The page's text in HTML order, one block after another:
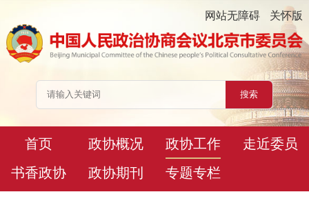
网站无障碍 关怀版
首页 政协概况 政协工作
走近委员
书香政协
政协期刊 专题专栏